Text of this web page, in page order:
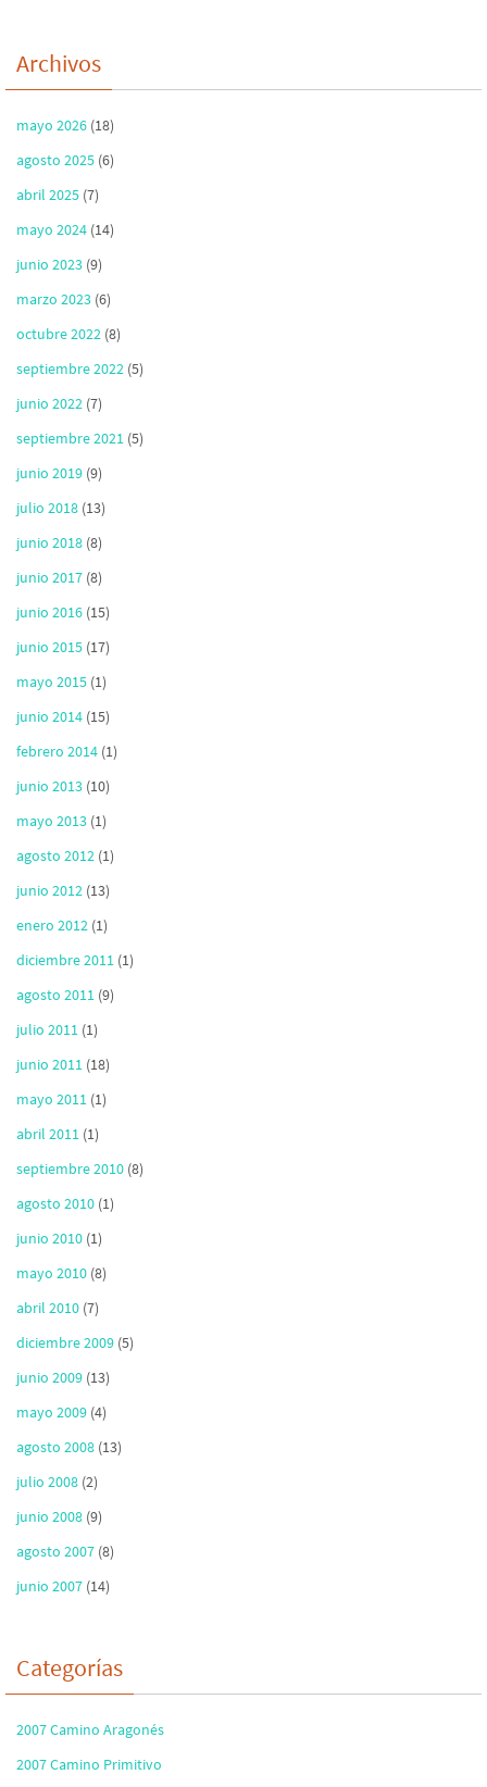
Archivos
mayo 2026 (18)
agosto 2025 (6)
abril 2025 (7)
mayo 2024 (14)
junio 2023 (9)
marzo 2023 (6)
octubre 2022 (8)
septiembre 2022 (5)
junio 2022 (7)
septiembre 2021 (5)
junio 2019 (9)
julio 2018 (13)
junio 2018 (8)
junio 2017 (8)
junio 2016 (15)
junio 2015 (17)
mayo 2015 (1)
junio 2014 (15)
febrero 2014 (1)
junio 2013 (10)
mayo 2013 (1)
agosto 2012 (1)
junio 2012 (13)
enero 2012 (1)
diciembre 2011 (1)
agosto 2011 (9)
julio 2011 (1)
junio 2011 (18)
mayo 2011 (1)
abril 2011 (1)
septiembre 2010 (8)
agosto 2010 (1)
junio 2010 (1)
mayo 2010 (8)
abril 2010 (7)
diciembre 2009 (5)
junio 2009 (13)
mayo 2009 (4)
agosto 2008 (13)
julio 2008 (2)
junio 2008 (9)
agosto 2007 (8)
junio 2007 (14)
Categorías
2007 Camino Aragonés
2007 Camino Primitivo